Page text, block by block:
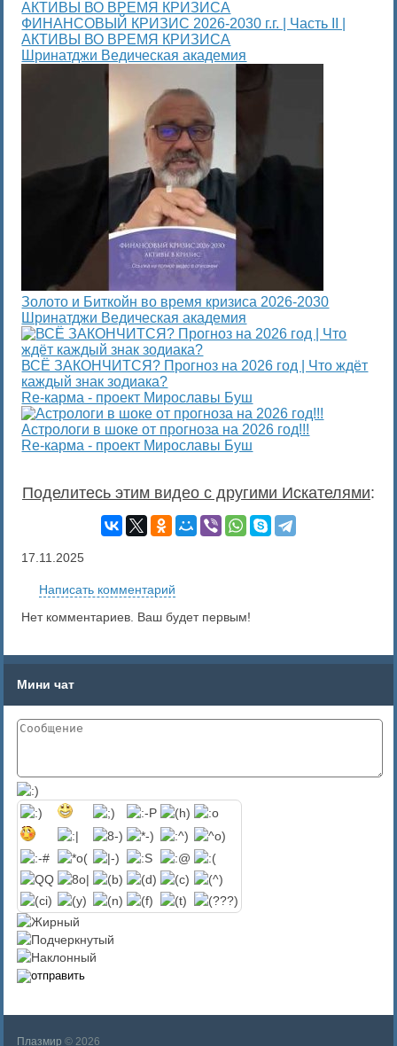
ФИНАНСОВЫЙ КРИЗИС 2026-2030 г.г. | Часть II |
АКТИВЫ ВО ВРЕМЯ КРИЗИСА
Шринатджи Ведическая академия
Золото и Биткойн во время кризиса 2026-2030
Шринатджи Ведическая академия
ВСЁ ЗАКОНЧИТСЯ? Прогноз на 2026 год | Что ждёт
каждый знак зодиака?
Re-карма - проект Мирославы Буш
Астрологи в шоке от прогноза на 2026 год!!!
Re-карма - проект Мирославы Буш
Поделитесь этим видео с другими Искателями:
17.11.2025
Написать комментарий
Нет комментариев. Ваш будет первым!
Мини чат
Плазмир © 2026